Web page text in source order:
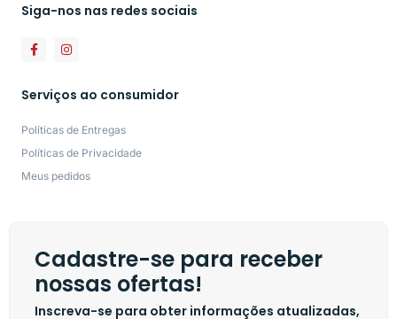
Siga-nos nas redes sociais
Serviços ao consumidor
Políticas de Entregas
Políticas de Privacidade
Meus pedidos
Cadastre-se para receber
nossas ofertas!
Inscreva-se para obter informações atualizadas,